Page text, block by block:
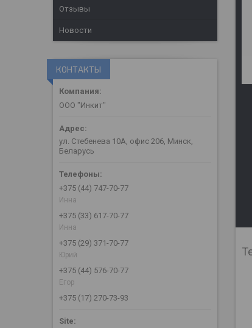
Отзывы
Новости
КОНТАКТЫ
ООО "Инкит"
ул. Стебенева 10А, офис 206, Минск,
Беларусь
+375 (44) 747-70-77
Инна
+375 (33) 617-70-77
Инна
+375 (29) 371-70-77
Юрий
+375 (44) 576-70-77
Егор
+375 (17) 270-73-93